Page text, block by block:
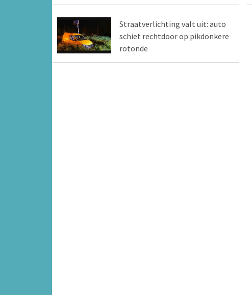
Straatverlichting valt uit: auto
schiet rechtdoor op pikdonkere
rotonde